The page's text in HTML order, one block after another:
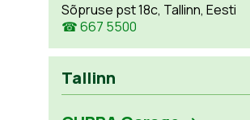
Sõpruse pst 18c, Tallinn, Eesti
☎ 667 5500
Tallinn